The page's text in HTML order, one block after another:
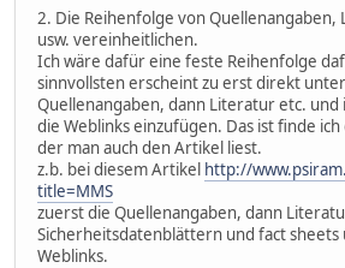
2. Die Reihenfolge von Quellenangaben,
usw. vereinheitlichen.
Ich wäre dafür eine feste Reihenfolge
sinnvollsten erscheint zu erst direkt
Quellenangaben, dann Literatur etc. und
die Weblinks einzufügen. Das ist finde
der man auch den Artikel liest.
z.b. bei diesem Artikel http://
title=MMS
zuerst die Quellenangaben, dann
Sicherheitsdatenblättern und fact sheets
Weblinks.